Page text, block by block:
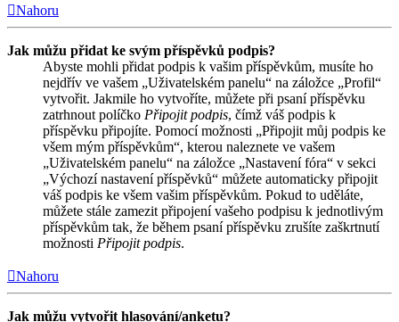
Nahoru
Jak můžu přidat ke svým příspěvků podpis?
Abyste mohli přidat podpis k vašim příspěvkům, musíte ho
nejdřív ve vašem „Uživatelském panelu“ na záložce „Profil“
vytvořit. Jakmile ho vytvoříte, můžete při psaní příspěvku
zatrhnout políčko Připojit podpis, čímž váš podpis k
příspěvku připojíte. Pomocí možnosti „Připojit můj podpis ke
všem mým příspěvkům“, kterou naleznete ve vašem
„Uživatelském panelu“ na záložce „Nastavení fóra“ v sekci
„Výchozí nastavení příspěvků“ můžete automaticky připojit
váš podpis ke všem vašim příspěvkům. Pokud to uděláte,
můžete stále zamezit připojení vašeho podpisu k jednotlivým
příspěvkům tak, že během psaní příspěvku zrušíte zaškrtnutí
možnosti Připojit podpis.
Nahoru
Jak můžu vytvořit hlasování/anketu?